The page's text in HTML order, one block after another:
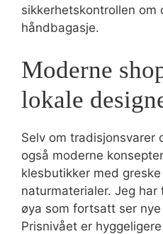
sikkerhetskontrollen om
håndbagasje.
Moderne
lokale
Selv om tradisjonsvarer
også moderne
klesbutikker med
naturmaterialer. Jeg har
øya som fortsatt ser
Prisnivået er